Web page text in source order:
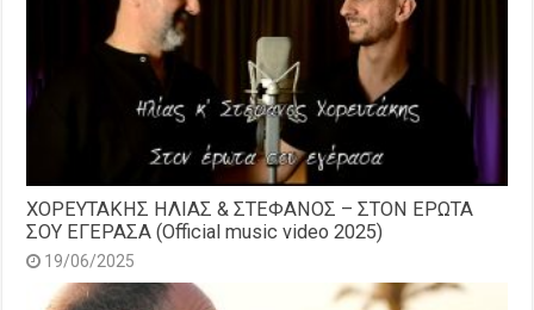
ΧΟΡΕΥΤΑΚΗΣ ΗΛΙΑΣ & ΣΤΕΦΑΝΟΣ – ΣΤΟΝ ΕΡΩΤΑ
ΣΟΥ ΕΓΕΡΑΣΑ (Official music video 2025)
19/06/2025